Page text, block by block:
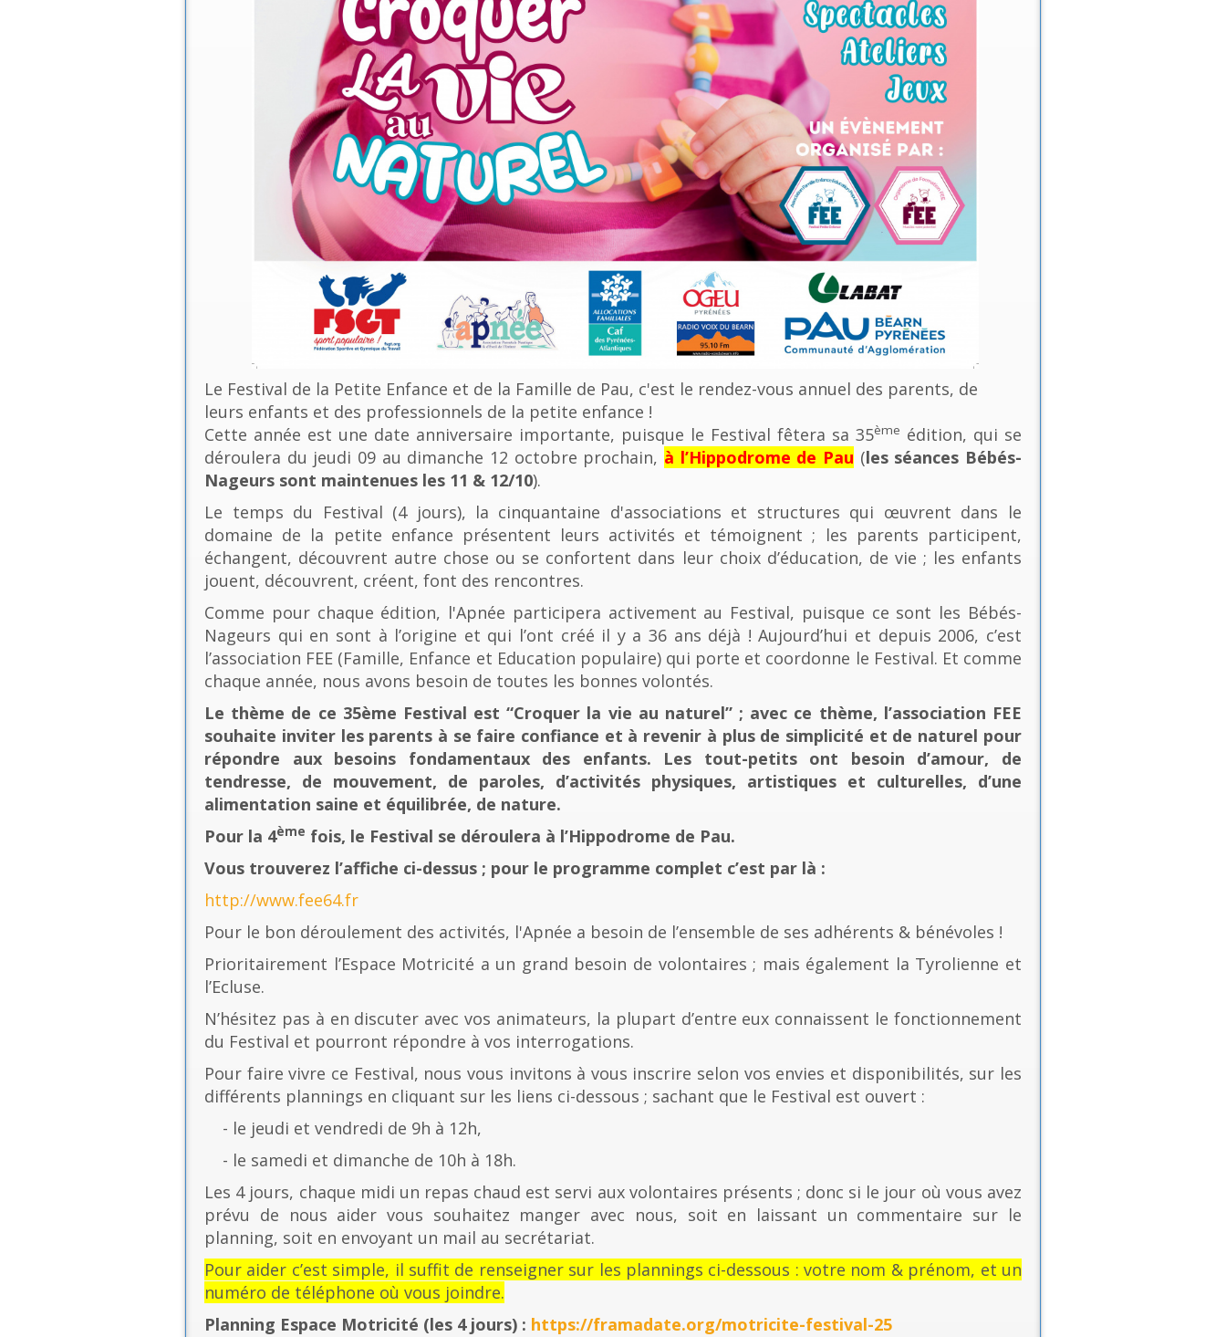
Le Festival de la Petite Enfance et de la Famille de Pau, c'est le rendez-vous annuel des parents, de
leurs enfants et des professionnels de la petite enfance !
Cette année est une date anniversaire importante, puisque le Festival fêtera sa 35ème édition, qui se
déroulera du jeudi 09 au dimanche 12 octobre prochain, à l’Hippodrome de Pau (les séances Bébés-
Nageurs sont maintenues les 11 & 12/10).
Le temps du Festival (4 jours), la cinquantaine d'associations et structures qui œuvrent dans le
domaine de la petite enfance présentent leurs activités et témoignent ; les parents participent,
échangent, découvrent autre chose ou se confortent dans leur choix d’éducation, de vie ; les enfants
jouent, découvrent, créent, font des rencontres.
Comme pour chaque édition, l'Apnée participera activement au Festival, puisque ce sont les Bébés-
Nageurs qui en sont à l’origine et qui l’ont créé il y a 36 ans déjà ! Aujourd’hui et depuis 2006, c’est
l’association FEE (Famille, Enfance et Education populaire) qui porte et coordonne le Festival. Et comme
chaque année, nous avons besoin de toutes les bonnes volontés.
Le thème de ce 35ème Festival est “Croquer la vie au naturel” ; avec ce thème, l’association FEE
souhaite inviter les parents à se faire confiance et à revenir à plus de simplicité et de naturel pour
répondre aux besoins fondamentaux des enfants. Les tout-petits ont besoin d’amour, de
tendresse, de mouvement, de paroles, d’activités physiques, artistiques et culturelles, d’une
alimentation saine et équilibrée, de nature.
Pour la 4ème fois, le Festival se déroulera à l’Hippodrome de Pau.
Vous trouverez l’affiche ci-dessus ; pour le programme complet c’est par là :
http://www.fee64.fr
Pour le bon déroulement des activités, l'Apnée a besoin de l’ensemble de ses adhérents & bénévoles !
Prioritairement l’Espace Motricité a un grand besoin de volontaires ; mais également la Tyrolienne et
l’Ecluse.
N’hésitez pas à en discuter avec vos animateurs, la plupart d’entre eux connaissent le fonctionnement
du Festival et pourront répondre à vos interrogations.
Pour faire vivre ce Festival, nous vous invitons à vous inscrire selon vos envies et disponibilités, sur les
différents plannings en cliquant sur les liens ci-dessous ; sachant que le Festival est ouvert :
- le jeudi et vendredi de 9h à 12h,
- le samedi et dimanche de 10h à 18h.
Les 4 jours, chaque midi un repas chaud est servi aux volontaires présents ; donc si le jour où vous avez
prévu de nous aider vous souhaitez manger avec nous, soit en laissant un commentaire sur le
planning, soit en envoyant un mail au secrétariat.
Pour aider c’est simple, il suffit de renseigner sur les plannings ci-dessous : votre nom & prénom, et un
numéro de téléphone où vous joindre.
Planning Espace Motricité (les 4 jours) : https://framadate.org/motricite-festival-25